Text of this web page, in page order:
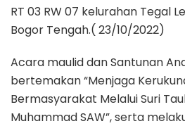
RT 03 RW 07 kelurahan Tegal
Bogor Tengah.( 23/10/2022)
Acara maulid dan Santunan
bertemakan “Menjaga
Bermasyarakat Melalui Suri
Muhammad SAW”, serta